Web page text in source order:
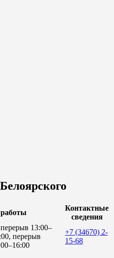
Контактные
сведения
13:00–
перерыв
+7 (34670) 2-
15-68